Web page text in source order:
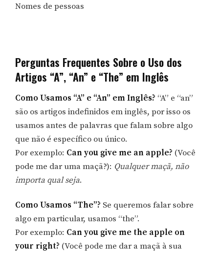
Nomes de pessoas
Perguntas Frequentes Sobre o Uso dos
Artigos “A”, “An” e “The” em Inglês
Como Usamos “A” e “An” em Inglês? “A” e “an”
são os artigos indefinidos em inglês, por isso os
usamos antes de palavras que falam sobre algo
que não é específico ou único.
Por exemplo: Can you give me an apple? (Você
pode me dar uma maçã?): Qualquer maçã, não
importa qual seja.
Como Usamos “The”? Se queremos falar sobre
algo em particular, usamos “the”.
Por exemplo: Can you give me the apple on
your right? (Você pode me dar a maçã à sua